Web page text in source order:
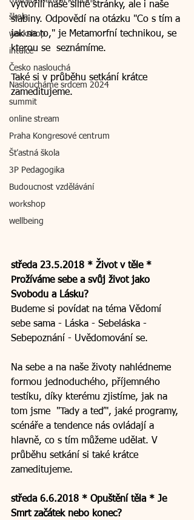
škola
workshop
intuice
Česko naslouchá
Nasloucháme srdcem 2024
summit
online stream
Praha Kongresové centrum
Šťastná škola
3P Pedagogika
Budoucnost vzdělávání
workshop
wellbeing
vytvořili naše silné stránky, ale i naše
slabiny. Odpovědí na otázku "Co s tím a
jak na to," je Metamorfní technikou, se
kterou se  seznámíme.
Také si v průběhu setkání krátce
zameditujeme.
středa 23.5.2018 * Život v těle *
Prožíváme sebe a svůj život jako
Svobodu a Lásku?
Budeme si povídat na téma Vědomí
sebe sama - Láska - Sebeláska -
Sebepoznání - Uvědomování se.
Na sebe a na naše životy nahlédneme
formou jednoduchého, příjemného
testíku, díky kterému zjistíme, jak na
tom jsme  "Tady a teď", jaké programy,
scénáře a tendence nás ovládají a
hlavně, co s tím můžeme udělat. V
průběhu setkání si také krátce
zameditujeme.
středa 6.6.2018 * Opuštění těla * Je
Smrt začátek nebo konec?